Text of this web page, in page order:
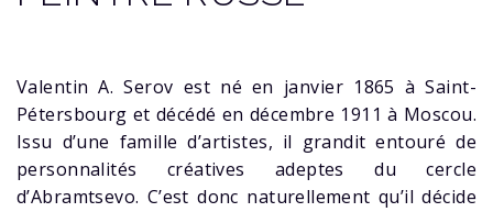
Valentin A. Serov est né en janvier 1865 à Saint-
Pétersbourg et décédé en décembre 1911 à Moscou.
Issu d’une famille d’artistes, il grandit entouré de
personnalités créatives adeptes du cercle
d’Abramtsevo. C’est donc naturellement qu’il décide